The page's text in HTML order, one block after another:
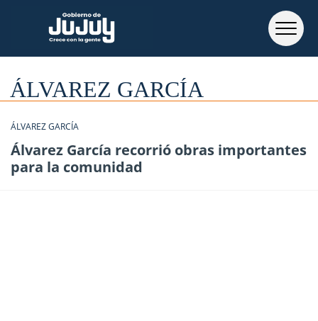
ÁLVAREZ GARCÍA
ÁLVAREZ GARCÍA
Álvarez García recorrió obras importantes
para la comunidad